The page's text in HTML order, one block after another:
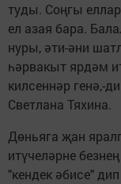
туды. Соңгы
ел азая бара.
нуры, әти-әни
һәрвакыт ярдәм
килсеннәр генә,-
Светлана Тяхина.
Дөньяга җан
итүчеләрне
"кендек әбисе"